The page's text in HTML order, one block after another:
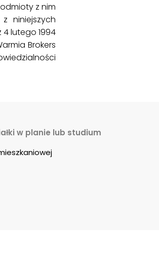
z nim
niniejszych
lutego 1994
Brokers
w planie lub studium